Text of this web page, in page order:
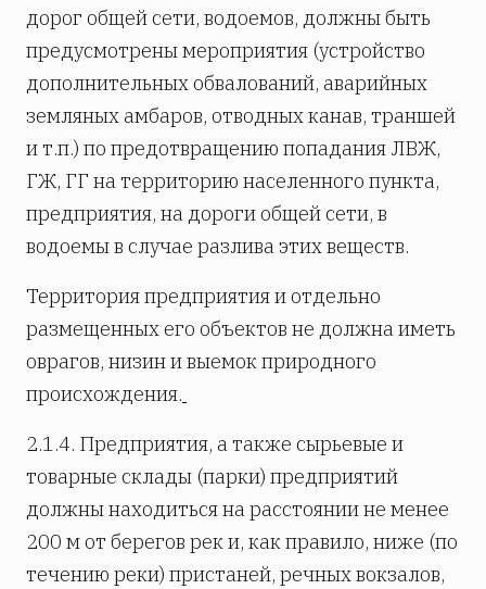
дорог общей сети, водоемов, должны быть
предусмотрены мероприятия (устройство
дополнительных обвалований, аварийных
земляных амбаров, отводных канав, траншей
и т.п.) по предотвращению попадания ЛВЖ,
ГЖ, ГГ на территорию населенного пункта,
предприятия, на дороги общей сети, в
водоемы в случае разлива этих веществ.
Территория предприятия и отдельно
размещенных его объектов не должна иметь
оврагов, низин и выемок природного
происхождения.
2.1.4. Предприятия, а также сырьевые и
товарные склады (парки) предприятий
должны находиться на расстоянии не менее
200 м от берегов рек и, как правило, ниже (по
течению реки) пристаней, речных вокзалов,